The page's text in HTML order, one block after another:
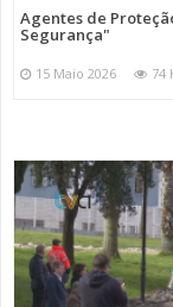
Agentes de
Segurança"
15 Maio 2026 74